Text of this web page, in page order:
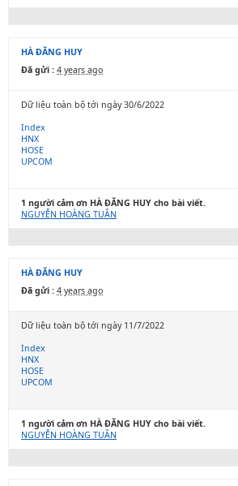
HÀ ĐĂNG HUY
Đã gửi : 4 years ago
Dữ liệu toàn bộ tới ngày 30/6/2022
Index
HNX
HOSE
UPCOM
1 người cảm ơn HÀ ĐĂNG HUY cho bài viết.
NGUYỄN HOÀNG TUÂN
HÀ ĐĂNG HUY
Đã gửi : 4 years ago
Dữ liệu toàn bộ tới ngày 11/7/2022
Index
HNX
HOSE
UPCOM
1 người cảm ơn HÀ ĐĂNG HUY cho bài viết.
NGUYỄN HOÀNG TUÂN